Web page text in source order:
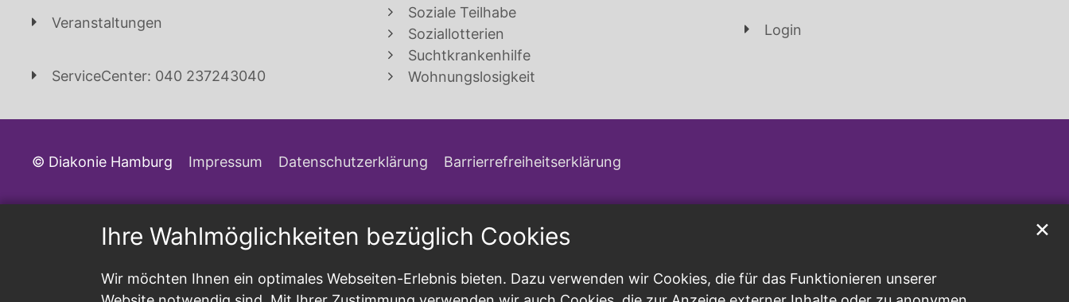
Ihre Wahlmöglichkeiten bezüglich Cookies
Wir möchten Ihnen ein optimales Webseiten-Erlebnis bieten. Dazu verwenden wir Cookies, die für das Funktionieren unserer
✕
Veranstaltungen
ServiceCenter: 040 237243040
Soziale Teilhabe
Soziallotterien
Suchtkrankenhilfe
Wohnungslosigkeit
Login
© Diakonie Hamburg Impressum Datenschutzerklärung Barrierrefreiheitserklärung